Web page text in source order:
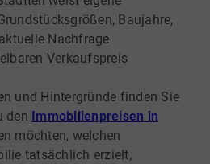
Baujahre,
Nachfrage
Verkaufspreis
und Hintergründe finden Sie
den Immobilienpreisen in
möchten, welchen
tatsächlich erzielt,